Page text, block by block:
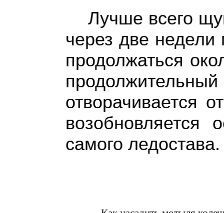
Лучше всего
через две недели
продолжаться
отворачивается
возобновляется
самого ледостава.